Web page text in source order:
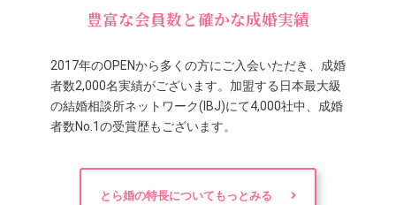
豊富な会員数と確かな成婚実績
2017年のOPENから多くの方にご入会いただき、成婚
者数2,000名実績がございます。加盟する日本最大級
の結婚相談所ネットワーク(IBJ)にて4,000社中、成婚
者数No.1の受賞歴もございます。
とら婚の特長についてもっとみる